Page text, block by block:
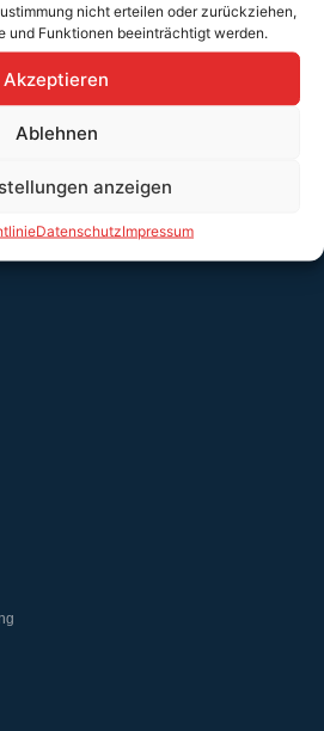
nicht erteilen oder zurückziehen,
und Funktionen beeinträchtigt werden.
Akzeptieren
Ablehnen
anzeigen
DatenschutzImpressum